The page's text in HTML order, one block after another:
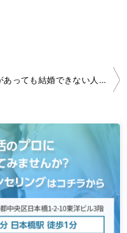
魅力があっても結婚できない人の特徴